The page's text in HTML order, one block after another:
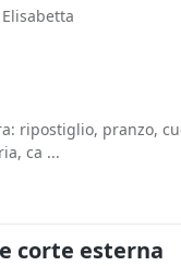
ripostiglio, pranzo,
ca ...
corte esterna